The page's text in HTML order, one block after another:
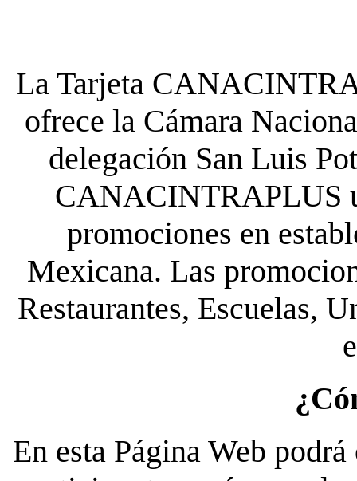
La Tarjeta
ofrece la Cámara
delegación San Luis
CANACINTRAPLUS
promociones en
Mexicana. Las
Restaurantes, Escuelas,
En esta Página Web